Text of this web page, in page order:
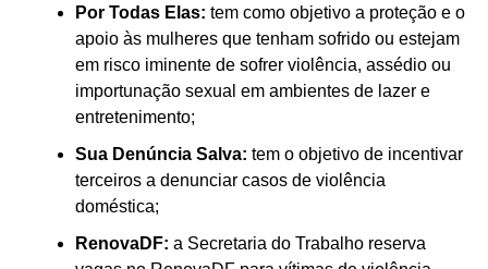
Por Todas Elas: tem como objetivo a proteção e o
apoio às mulheres que tenham sofrido ou estejam
em risco iminente de sofrer violência, assédio ou
importunação sexual em ambientes de lazer e
entretenimento;
Sua Denúncia Salva: tem o objetivo de incentivar
terceiros a denunciar casos de violência
doméstica;
RenovaDF: a Secretaria do Trabalho reserva